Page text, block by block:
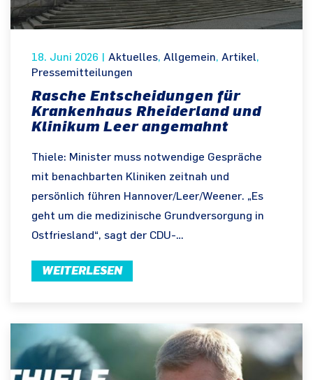
18. Juni 2026 Aktuelles, Allgemein, Artikel,
Pressemitteilungen
Rasche Entscheidungen für
Krankenhaus Rheiderland und
Klinikum Leer angemahnt
Thiele: Minister muss notwendige Gespräche
mit benachbarten Kliniken zeitnah und
persönlich führen Hannover/Leer/Weener. „Es
geht um die medizinische Grundversorgung in
Ostfriesland“, sagt der CDU-…
WEITERLESEN